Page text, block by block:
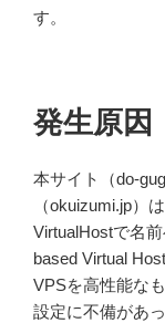
す。
発生原因
本サイト（do-
（okuizumi.jp）
VirtualHostで名
based Virtual
VPSを高性能な
設定に不備があっ